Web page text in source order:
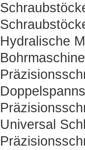
Hydralische
Universal